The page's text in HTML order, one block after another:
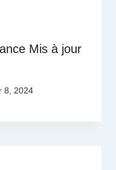
Mis à jour
8, 2024